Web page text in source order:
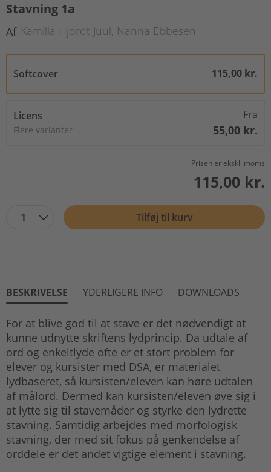
Stavning 1a
Af Kamilla Hjordt Juul Nanna Ebbesen
Softcover 115,00 kr.
Licens
Flere varianter
Fra
55,00 kr.
Prisen er ekskl. moms
115,00 kr.
1 Tilføj til kurv
BESKRIVELSE YDERLIGERE INFO DOWNLOADS
For at blive god til at stave er det nødvendigt at
kunne udnytte skriftens lydprincip. Da udtale af
ord og enkeltlyde ofte er et stort problem for
elever og kursister med DSA, er materialet
lydbaseret, så kursisten/eleven kan høre udtalen
af målord. Dermed kan kursisten/eleven øve sig i
at lytte sig til stavemåder og styrke den lydrette
stavning. Samtidig arbejdes med morfologisk
stavning, der med sit fokus på genkendelse af
orddele er det andet vigtige element i stavning.